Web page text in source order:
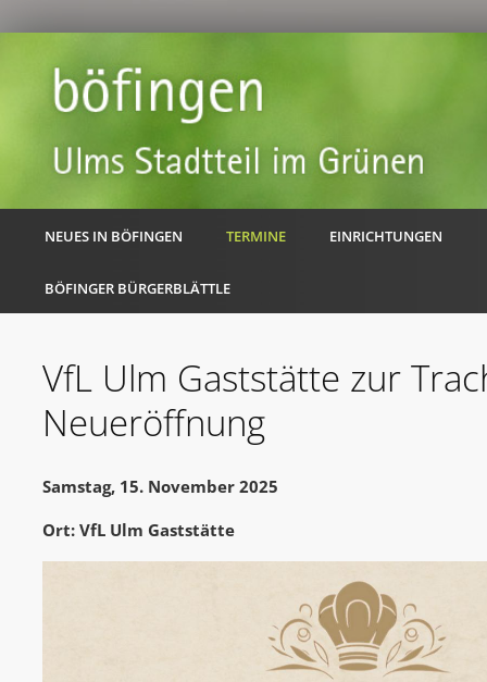
NEUES IN BÖFINGEN TERMINE EINRICHTUNGEN
BÖFINGER BÜRGERBLÄTTLE
VfL Ulm Gaststätte zur
Neueröffnung
Samstag, 15. November 2025
Ort: VfL Ulm Gaststätte